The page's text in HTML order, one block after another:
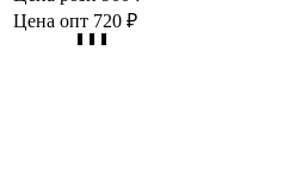
Цена опт 720 ₽